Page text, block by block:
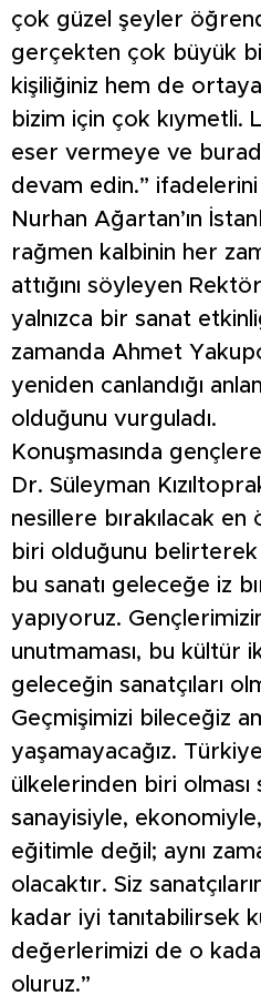
çok güzel şeyler
gerçekten çok büyük
kişiliğiniz hem de
bizim için çok kıymetli.
eser vermeye ve
devam edin.” ifadelerini
Nurhan Ağartan’ın
rağmen kalbinin her
attığını söyleyen
yalnızca bir sanat
zamanda Ahmet
yeniden canlandığı
olduğunu vurguladı.
Konuşmasında
Dr. Süleyman
nesillere bırakılacak
biri olduğunu belirterek
bu sanatı geleceğe iz
yapıyoruz.
unutmaması, bu kültür
geleceğin sanatçıları
Geçmişimizi bileceğiz
yaşamayacağız.
ülkelerinden biri olması
sanayisiyle,
eğitimle değil; aynı
olacaktır. Siz
kadar iyi tanıtabilirsek
değerlerimizi de o
oluruz.”